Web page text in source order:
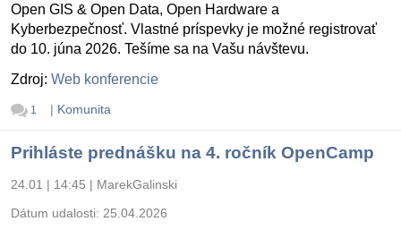
Open GIS & Open Data, Open Hardware a
Kyberbezpečnosť. Vlastné príspevky je možné registrovať
do 10. júna 2026. Tešíme sa na Vašu návštevu.
Zdroj: Web konferencie
1 | Komunita
Prihláste prednášku na 4. ročník OpenCamp
24.01 | 14:45 | MarekGalinski
Dátum udalosti: 25.04.2026